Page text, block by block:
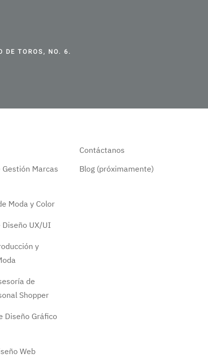
DE TOROS, NO. 6.
Marcas
Moda y Color
UX/UI
y
de
Shopper
Diseño Gráfico
Web
Contáctanos
Blog (próximamente)